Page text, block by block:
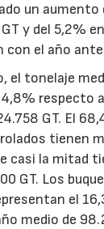
un aumento
y del 5,2%
con el año
el tonelaje
respecto
GT. El
tienen
casi la mitad
GT. Los
el
medio de